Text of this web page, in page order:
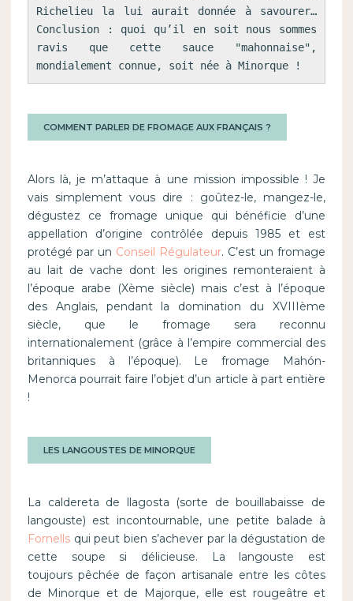
Richelieu la lui aurait donnée à savourer…
Conclusion : quoi qu’il en soit nous sommes
ravis que cette sauce "mahonnaise",
mondialement connue, soit née à Minorque !
COMMENT PARLER DE FROMAGE AUX FRANÇAIS ?
Alors là, je m’attaque à une mission impossible ! Je
vais simplement vous dire : goûtez-le, mangez-le,
dégustez ce fromage unique qui bénéficie d’une
appellation d’origine contrôlée depuis 1985 et est
protégé par un Conseil Régulateur. C’est un fromage
au lait de vache dont les origines remonteraient à
l’époque arabe (Xème siècle) mais c’est à l’époque
des Anglais, pendant la domination du XVIIIème
siècle, que le fromage sera reconnu
internationalement (grâce à l’empire commercial des
britanniques à l’époque). Le fromage Mahón-
Menorca pourrait faire l’objet d’un article à part entière
!
LES LANGOUSTES DE MINORQUE
La caldereta de llagosta (sorte de bouillabaisse de
langouste) est incontournable, une petite balade à
Fornellsqui peut bien s’achever par la dégustation de
cette soupe si délicieuse. La langouste est
toujours pêchée de façon artisanale entre les côtes
de Minorque et de Majorque, elle est rougeâtre et